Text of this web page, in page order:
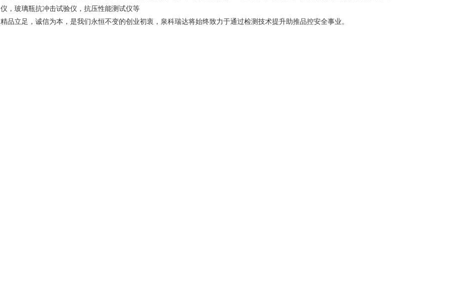
仪，玻璃瓶抗冲击试验仪，抗压性能测试仪等
精品立足，诚信为本，是我们永恒不变的创业初衷，泉科瑞达将始终致力于通过检测技术提升助推品控安全事业。